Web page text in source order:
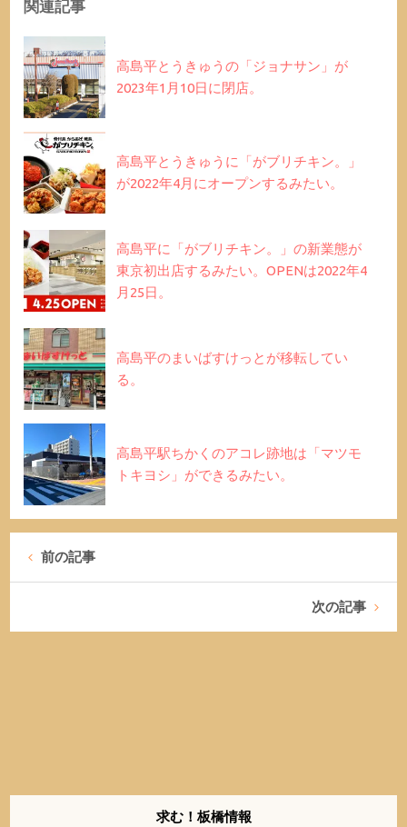
関連記事
高島平とうきゅうの「ジョナサン」が
2023年1月10日に閉店。
高島平とうきゅうに「がブリチキン。」
が2022年4月にオープンするみたい。
高島平に「がブリチキン。」の新業態が
東京初出店するみたい。OPENは2022年4
月25日。
高島平のまいばすけっとが移転してい
る。
高島平駅ちかくのアコレ跡地は「マツモ
トキヨシ」ができるみたい。
前の記事
次の記事
求む！板橋情報